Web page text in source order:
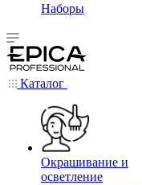
Наборы
Каталог
Окрашивание и
осветление